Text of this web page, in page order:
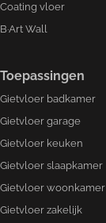
Coating vloer
B·Art Wall
Toepassingen
Gietvloer badkamer
Gietvloer garage
Gietvloer keuken
Gietvloer slaapkamer
Gietvloer woonkamer
Gietvloer zakelijk